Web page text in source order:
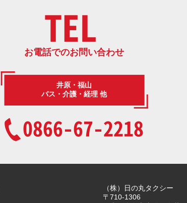
TEL
お電話でのお問い合わせ
井原・福山
バス・介護・経理 他
0866-67-2218
（株）日の丸タクシー
〒710-1306